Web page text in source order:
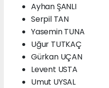
Ayhan ŞANLI
Serpil TAN
Yasemin TUNA
Uğur TUTKAÇ
Gürkan UÇAN
Levent USTA
Umut UYSAL